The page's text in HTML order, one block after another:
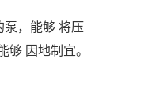
，能够 将压
因地制宜。